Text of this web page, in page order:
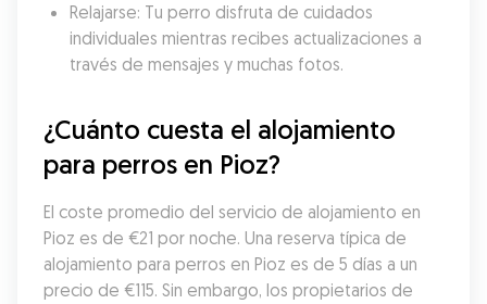
Relajarse: Tu perro disfruta de cuidados
individuales mientras recibes actualizaciones a
través de mensajes y muchas fotos.
¿Cuánto cuesta el alojamiento
para perros en Pioz?
El coste promedio del servicio de alojamiento en
Pioz es de €21 por noche. Una reserva típica de
alojamiento para perros en Pioz es de 5 días a un
precio de €115. Sin embargo, los propietarios de